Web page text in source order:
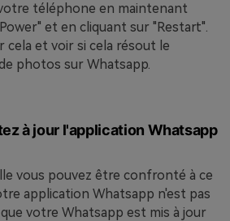
téléphone en maintenant
et en cliquant sur "Restart".
cela et voir si cela résout le
photos sur Whatsapp.
à jour l'application Whatsapp
vous pouvez être confronté à ce
application Whatsapp n'est pas
votre Whatsapp est mis à jour